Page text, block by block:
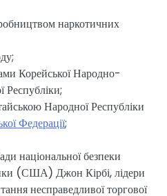
наркотичних
Корейської Народно-
Республіки;
Народної Республіки
Федерації;
національної безпеки
(США) Джон Кірбі, лідери
несправедливої торгової